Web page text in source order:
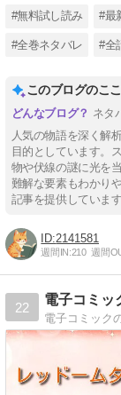
#無料試し読み #最
#全巻ネタバレ #全
このブログのこ
ネタ
人気の物語を深く解
目的としています。
物や伏線の謎に光を
難解な要素もわかり
記事を提供しています
2141581
週間IN:210 週間
22
電子コミッ